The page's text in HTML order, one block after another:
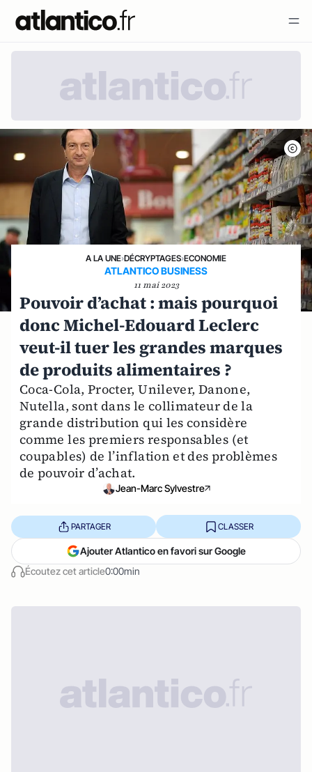
A LA UNE›DÉCRYPTAGES›ECONOMIE
ATLANTICO BUSINESS
11 mai 2023
Pouvoir d’achat : mais pourquoi
donc Michel-Edouard Leclerc
veut-il tuer les grandes marques
de produits alimentaires ?
Coca-Cola, Procter, Unilever, Danone,
Nutella, sont dans le collimateur de la
grande distribution qui les considère
comme les premiers responsables (et
coupables) de l’inflation et des problèmes
de pouvoir d’achat.
Jean-Marc Sylvestre
Écoutez cet article0:00min
PARTAGER CLASSER
Ajouter Atlantico en favori sur Google